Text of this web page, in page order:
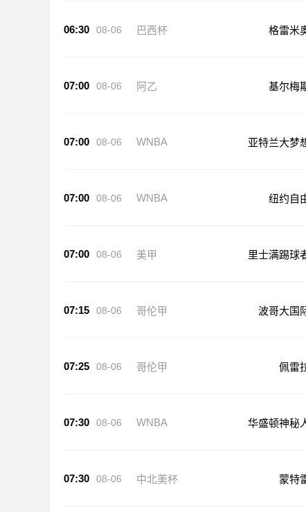
06:30 08-06 巴西杯 格雷米
07:00 08-06 阿乙 基尔梅
07:00 08-06 WNBA 亚特兰大梦
07:00 08-06 WNBA 纽约自
07:00 08-06 美甲 里士满踢球
07:15 08-06 哥伦甲 波哥大国
07:25 08-06 哥伦甲 佩雷
07:30 08-06 WNBA 华盛顿神秘
07:30 08-06 中北美杯 蒙特